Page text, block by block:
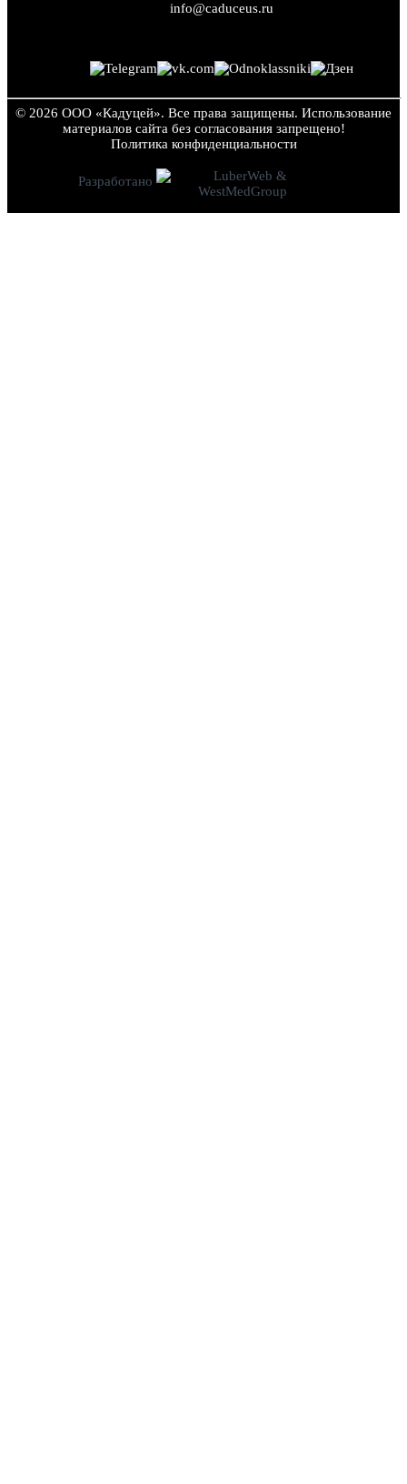
info@caduceus.ru
© 2026 ООО «Кадуцей». Все права защищены. Использование
материалов сайта без согласования запрещено!
Политика конфиден­циальности
Разработано